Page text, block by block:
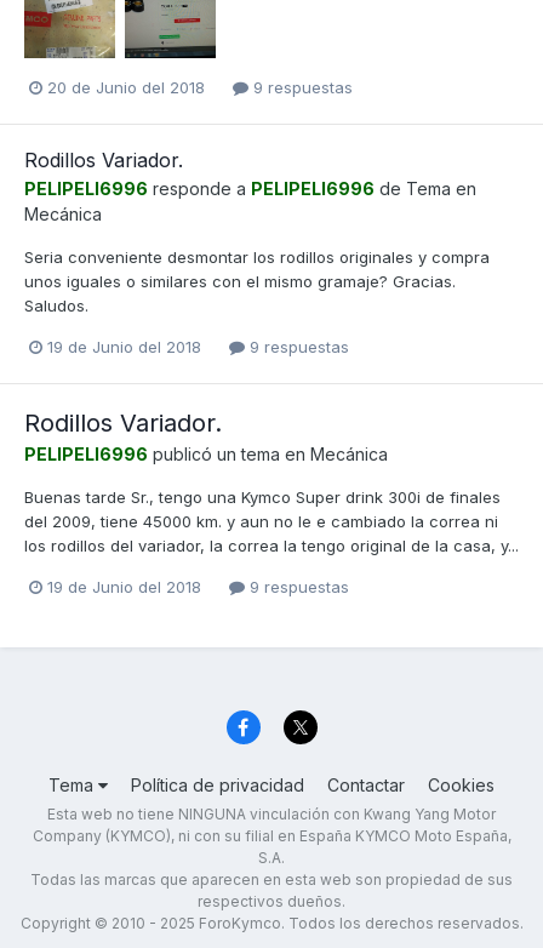
20 de Junio del 2018 9 respuestas
Rodillos Variador.
PELIPELI6996 responde a PELIPELI6996 de Tema en
Mecánica
Seria conveniente desmontar los rodillos originales y compra
unos iguales o similares con el mismo gramaje? Gracias.
Saludos.
19 de Junio del 2018 9 respuestas
Rodillos Variador.
PELIPELI6996 publicó un tema en Mecánica
Buenas tarde Sr., tengo una Kymco Super drink 300i de finales
del 2009, tiene 45000 km. y aun no le e cambiado la correa ni
los rodillos del variador, la correa la tengo original de la casa, y...
19 de Junio del 2018 9 respuestas
Tema Política de privacidad Contactar Cookies
Esta web no tiene NINGUNA vinculación con Kwang Yang Motor
Company (KYMCO), ni con su filial en España KYMCO Moto España,
S.A.
Todas las marcas que aparecen en esta web son propiedad de sus
respectivos dueños.
Copyright © 2010 - 2025 ForoKymco. Todos los derechos reservados.